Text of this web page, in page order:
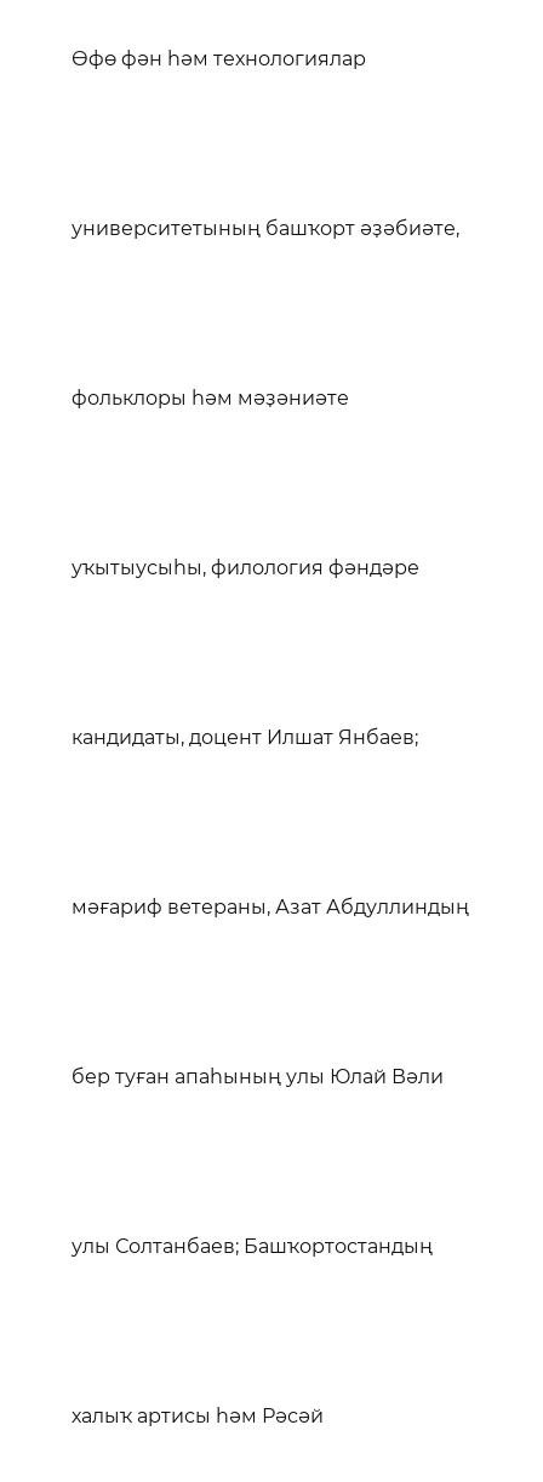
Өфө фән һәм технологиялар
университетының башҡорт әҙәбиәте,
фольклоры һәм мәҙәниәте
уҡытыусыһы, филология фәндәре
кандидаты, доцент Илшат Янбаев;
мәғариф ветераны, Азат Абдуллиндың
бер туған апаһының улы Юлай Вәли
улы Солтанбаев; Башҡортостандың
халыҡ артисы һәм Рәсәй